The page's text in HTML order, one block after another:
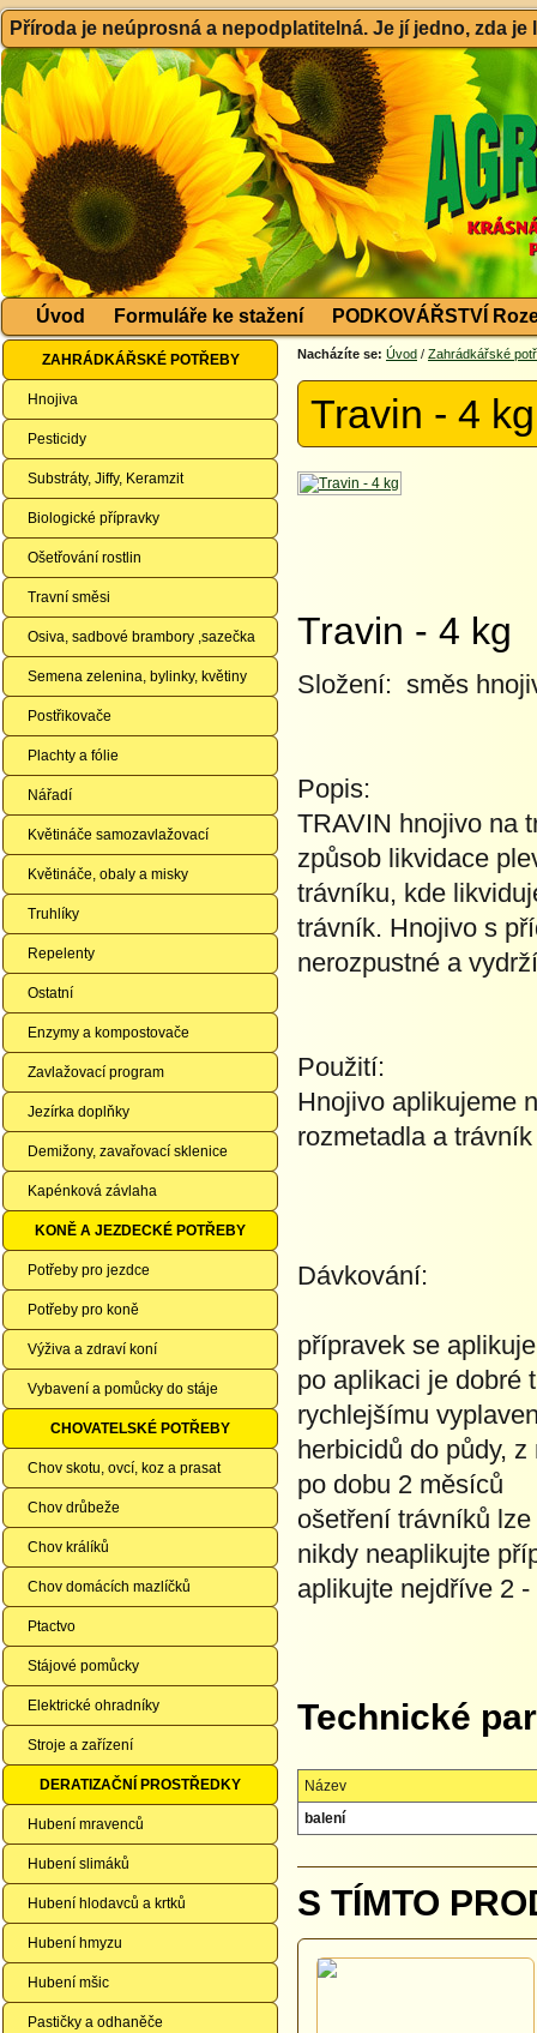
Příroda je neúprosná a nepodplatitelná. Je jí jedno, zda
Úvod Formuláře ke stažení PODKOVÁŘSTVÍ
ZAHRÁDKÁŘSKÉ POTŘEBY
Hnojiva
Pesticidy
Substráty, Jiffy, Keramzit
Biologické přípravky
Ošetřování rostlin
Travní směsi
Osiva, sadbové brambory ,sazečka
Semena zelenina, bylinky, květiny
Postřikovače
Plachty a fólie
Nářadí
Květináče samozavlažovací
Květináče, obaly a misky
Truhlíky
Repelenty
Ostatní
Enzymy a kompostovače
Zavlažovací program
Jezírka doplňky
Demižony, zavařovací sklenice
Kapénková závlaha
KONĚ A JEZDECKÉ POTŘEBY
Potřeby pro jezdce
Potřeby pro koně
Výživa a zdraví koní
Vybavení a pomůcky do stáje
CHOVATELSKÉ POTŘEBY
Chov skotu, ovcí, koz a prasat
Chov drůbeže
Chov králíků
Chov domácích mazlíčků
Ptactvo
Stájové pomůcky
Elektrické ohradníky
Stroje a zařízení
DERATIZAČNÍ PROSTŘEDKY
Hubení mravenců
Hubení slimáků
Hubení hlodavců a krtků
Hubení hmyzu
Hubení mšic
Pastičky a odhaněče
Nacházíte se: Úvod / Zahrádkářské
Travin - 4 kg
Travin - 4 kg
Složení: směs
Popis:
TRAVIN hnojivo na
způsob likvidace
trávníku, kde
trávník. Hnojivo s
nerozpustné a
Použití:
Hnojivo aplikujeme
rozmetadla a
Dávkování:
přípravek se
po aplikaci je dobré
rychlejšímu
herbicidů do půdy,
po dobu 2 měsíců
ošetření trávníků
nikdy neaplikujte
aplikujte nejdříve 2
Technické
Název
balení
S TÍMTO